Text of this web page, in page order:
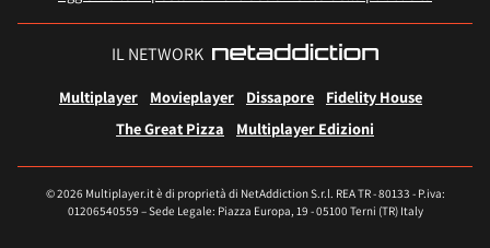
IL NETWORK
Multiplayer Movieplayer Dissapore
Fidelity House
The Great Pizza
Multiplayer Edizioni
© 2026 Multiplayer.it è di proprietà di NetAddiction S.r.l. REA TR - 80133 - P.iva:
01206540559 – Sede Legale: Piazza Europa, 19 - 05100 Terni (TR) Italy